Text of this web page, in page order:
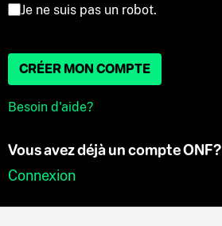
Je ne suis pas un robot.
CRÉER MON COMPTE
Besoin d'aide?
Vous avez déjà un compte ONF?
Connexion